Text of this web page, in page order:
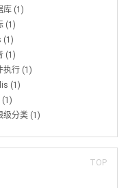
库 (1)
(1)
(1)
(1)
执行 (1)
(1)
(1)
级分类 (1)
TOP